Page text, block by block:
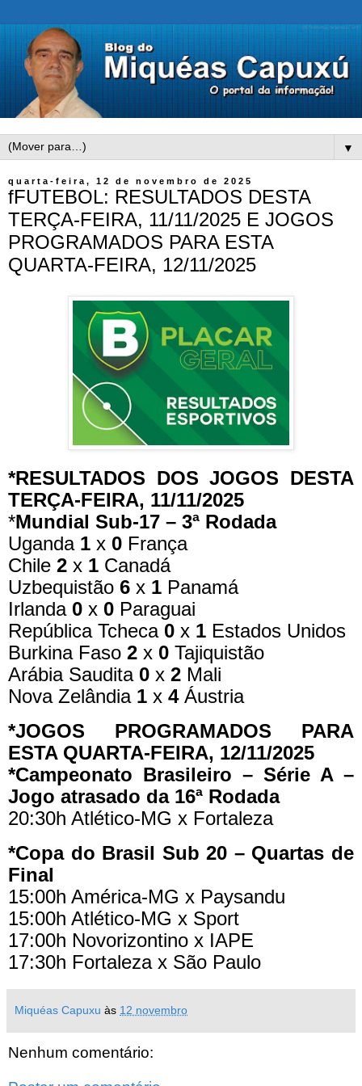
▼
quarta-feira, 12 de novembro de 2025
fFUTEBOL: RESULTADOS DESTA
TERÇA-FEIRA, 11/11/2025 E JOGOS
PROGRAMADOS PARA ESTA
QUARTA-FEIRA, 12/11/2025
*RESULTADOS DOS JOGOS DESTA
TERÇA-FEIRA, 11/11/2025
*Mundial Sub-17 – 3ª Rodada
Uganda 1 x 0 França
Chile 2 x 1 Canadá
Uzbequistão 6 x 1 Panamá
Irlanda 0 x 0 Paraguai
República Tcheca 0 x 1 Estados Unidos
Burkina Faso 2 x 0 Tajiquistão
Arábia Saudita 0 x 2 Mali
Nova Zelândia 1 x 4Áustria
*JOGOS PROGRAMADOS PARA
ESTA QUARTA-FEIRA, 12/11/2025
*Campeonato Brasileiro – Série A –
Jogo atrasado da 16ª Rodada
20:30h Atlético-MG x Fortaleza
*Copa do Brasil Sub 20 – Quartas de
Final
15:00h América-MG x Paysandu
15:00h Atlético-MG x Sport
17:00h Novorizontino x IAPE
17:30h Fortaleza x São Paulo
Miquéas Capuxu às 12 novembro
Nenhum comentário: